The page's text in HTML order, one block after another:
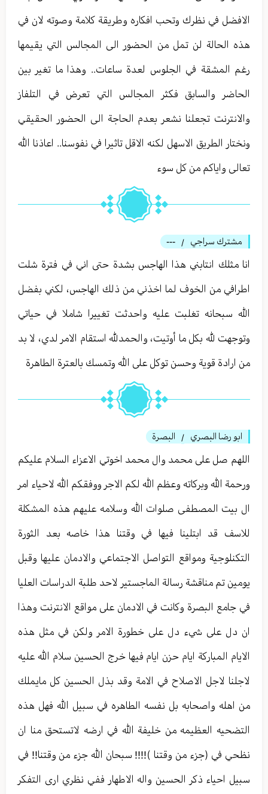
الافضل في نظرك وتحب افكاره وطريقة كلامة وصوته لان في
هذه الحالة لن تمل من الحضور الى المجالس التي يقيمها
رغم المشقة في الجلوس لعدة ساعات.. وهذا ما تغير بين
الحاضر والسابق فكثر المجالس التي تعرض في التلفاز
والانترنت تجعلنا نشعر بعدم الحاجة الى الحضور الحقيقي
ونختار الطريق الاسهل لكنه الاقل تاثيرا في نفوسنا.. اعاذنا الله
تعالى واياكم من كل سوء
مشترك سراجي /
---
انا مثلك انتابني هذا الهاجس بشدة حتى اني في فترة شلت
اطرافي من الخوف لما اخذني من ذلك الهاجس، لكني بفضل
الله سبحانه تغلبت عليه واحدثت تغييرا شاملا في حياتي
وتوجهت لله بكل ما أوتيت، والحمدلله استقام الامر لدي، لا بد
من ارادة قوية وحسن توكل على الله وتمسك بالعترة الطاهرة
ابو رضا البصري / البصرة
اللهم صل على محمد وال محمد اخوتي الاعزاء السلام عليكم
ورحمة الله وبركاته وعظم الله لكم الاجر ووفقكم الله لاحياء امر
ال بيت المصطفى صلوات الله وسلامه عليهم هذه المشكلة
للاسف قد ابتلينا فيها في وقتنا هذا خاصه بعد الثورة
التكنلوجية ومواقع التواصل الاجتماعي والادمان عليها وقبل
يومين تم مناقشة رسالة الماجستير لاحد طلبة الدراسات العليا
في جامع البصرة وكانت في الادمان على مواقع الانترنت وهذا
ان دل على شيء دل على خطورة الامر ولكن في مثل هذه
الايام المباركة ايام حزن ايام فيها خرج الحسين سلام الله عليه
لاجلنا لاجل الاصلاح في الامة وقد بذل الحسين كل مايملك
من اهله واصحابه بل نفسه الطاهره في سبيل الله فهل هذه
التضحيه العظيمه من خليفة الله في ارضه لاتستحق منا ان
نظحي في (جزء من وقتنا )!!!! سبحان الله جزء من وقتنا!! في
سبيل احياء ذكر الحسين واله الاطهار ففي نظري ارى التفكر